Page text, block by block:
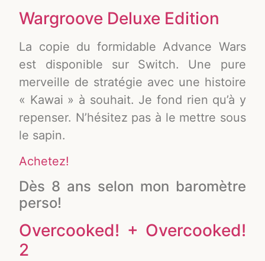
Wargroove Deluxe Edition
La copie du formidable Advance Wars
est disponible sur Switch. Une pure
merveille de stratégie avec une histoire
« Kawai » à souhait. Je fond rien qu’à y
repenser. N’hésitez pas à le mettre sous
le sapin.
Achetez!
Dès 8 ans selon mon baromètre
perso!
Overcooked! + Overcooked!
2